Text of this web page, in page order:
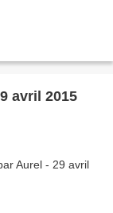
avril 2015